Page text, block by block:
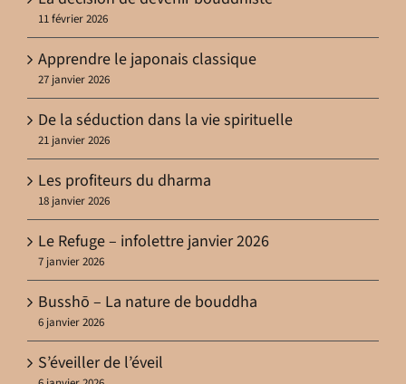
11 février 2026
Apprendre le japonais classique
27 janvier 2026
De la séduction dans la vie spirituelle
21 janvier 2026
Les profiteurs du dharma
18 janvier 2026
Le Refuge – infolettre janvier 2026
7 janvier 2026
Busshō – La nature de bouddha
6 janvier 2026
S’éveiller de l’éveil